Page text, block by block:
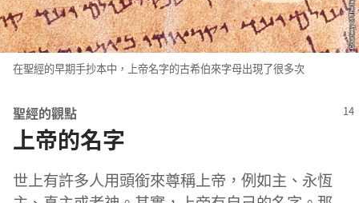
在聖經的早期手抄本中，上帝名字的古希伯來字母出現了很多次
聖經的觀點
上帝的名字
世上有許多人用頭銜來尊稱上帝，例如主、永恆